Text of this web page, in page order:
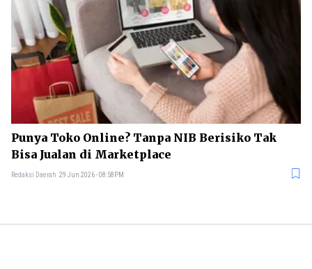
Punya Toko Online? Tanpa NIB Berisiko Tak
Bisa Jualan di Marketplace
Redaksi Daerah 29 Jun 2026 - 08:58PM